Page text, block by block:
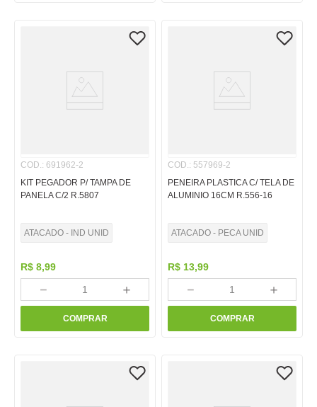
COD.: 691962-2
KIT PEGADOR P/ TAMPA DE
PANELA C/2 R.5807
ATACADO - IND UNID
R$ 8,99
＋
－
COMPRAR
COD.: 557969-2
PENEIRA PLASTICA C/ TELA DE
ALUMINIO 16CM R.556-16
ATACADO - PECA UNID
R$ 13,99
＋
－
COMPRAR